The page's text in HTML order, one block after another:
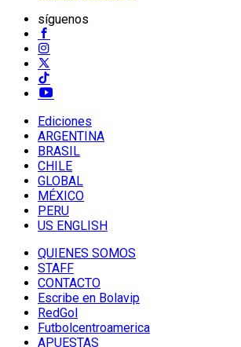
síguenos
Ediciones
ARGENTINA
BRASIL
CHILE
GLOBAL
MÉXICO
PERU
US ENGLISH
QUIENES SOMOS
STAFF
CONTACTO
Escribe en Bolavip
RedGol
Futbolcentroamerica
APUESTAS